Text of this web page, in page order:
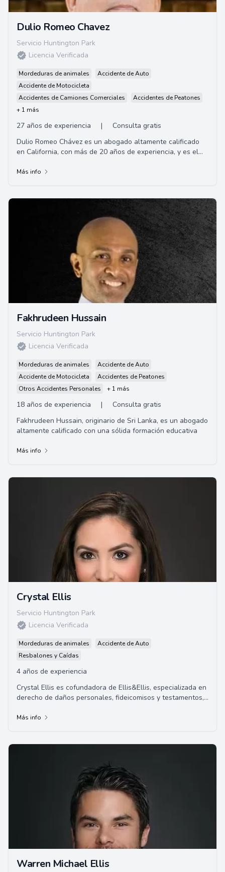
Dulio Romeo Chavez
Servicio Huntington Park
Licencia Verificada
Mordeduras de animales
Accidente de Auto
Accidente de Motocicleta
Accidentes de Camiones Comerciales
Accidentes de Peatones
+ 1 más
27 años de experiencia |
Consulta gratis
Dulio Romeo Chávez es un abogado altamente calificado
en California, con más de 20 años de experiencia, y es el
Más info
Fakhrudeen Hussain
Servicio Huntington Park
Licencia Verificada
Mordeduras de animales
Accidente de Auto
Accidente de Motocicleta
Accidentes de Peatones
Otros Accidentes Personales
+ 1 más
18 años de experiencia |
Consulta gratis
Fakhrudeen Hussain, originario de Sri Lanka, es un abogado
altamente calificado con una sólida formación educativa
Más info
Crystal Ellis
Servicio Huntington Park
Licencia Verificada
Mordeduras de animales
Accidente de Auto
Resbalones y Caídas
4 años de experiencia
Crystal Ellis es cofundadora de Ellis&Ellis, especializada en
derecho de daños personales, fideicomisos y testamentos,
Más info
Warren Michael Ellis